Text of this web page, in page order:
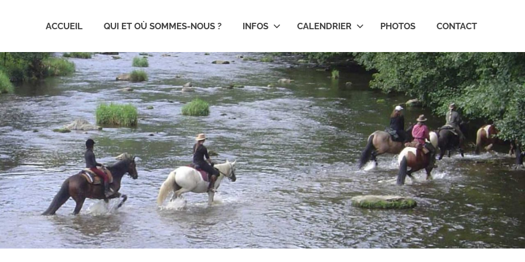
ACCUEIL QUI ET OÙ SOMMES-NOUS ? INFOS CALENDRIER PHOTOS CONTACT